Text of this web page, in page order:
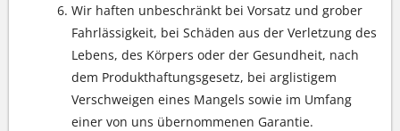
Wir haften unbeschränkt bei Vorsatz und grober
Fahrlässigkeit, bei Schäden aus der Verletzung des
Lebens, des Körpers oder der Gesundheit, nach
dem Produkthaftungsgesetz, bei arglistigem
Verschweigen eines Mangels sowie im Umfang
einer von uns übernommenen Garantie.